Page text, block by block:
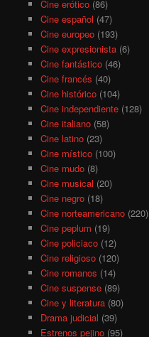
Cine erótico(86)
Cine español (47)
Cine europeo(193)
Cine expresionista(6)
Cine fantástico(46)
Cine francés (40)
Cine histórico(104)
Cine independiente(128)
Cine italiano(58)
Cine latino(23)
Cine místico(100)
Cine mudo(8)
Cine musical (20)
Cine negro(18)
Cine norteamericano(220)
Cine peplum (19)
Cine policiaco(12)
Cine religioso(120)
Cine romanos (14)
Cine suspense(89)
Cine y literatura(80)
Drama judicial (39)
Estrenos pejino(95)